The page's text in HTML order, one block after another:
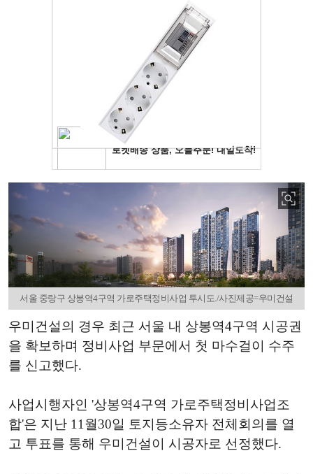
서울 중랑구 상봉역4구역 가로주택정비사업 투시도./사진제공=우미건설
우미건설의 경우 최근 서울 내 상봉역4구역 시공권
을 확보하며 정비사업 부문에서 첫 마수걸이 수주
를 신고했다.
사업시행자인 '상봉역4구역 가로주택정비사업조
합'은 지난 11월30일 토지등소유자 전체회의를 열
고 투표를 통해 우미건설이 시공자로 선정했다.